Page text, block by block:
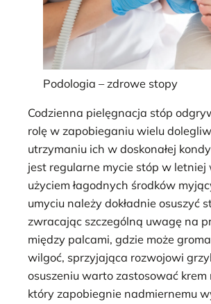
Podologia – zdrowe stopy
Codzienna pielęgnacja stóp
rolę w zapobieganiu wielu
utrzymaniu ich w doskonałej
jest regularne mycie stóp w letniej
użyciem łagodnych środków
umyciu należy dokładnie osuszyć
zwracając szczególną uwagę na
między palcami, gdzie może
wilgoć, sprzyjająca rozwojowi
osuszeniu warto zastosować
który zapobiegnie nadmiernemu